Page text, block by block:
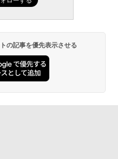
の記事を優先表示させる